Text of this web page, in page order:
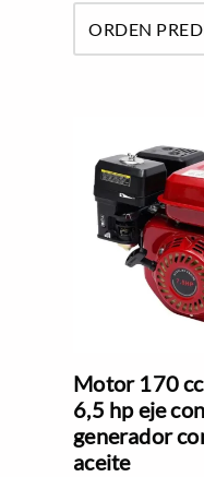
Motor 170
6,5 hp eje
generador
aceite